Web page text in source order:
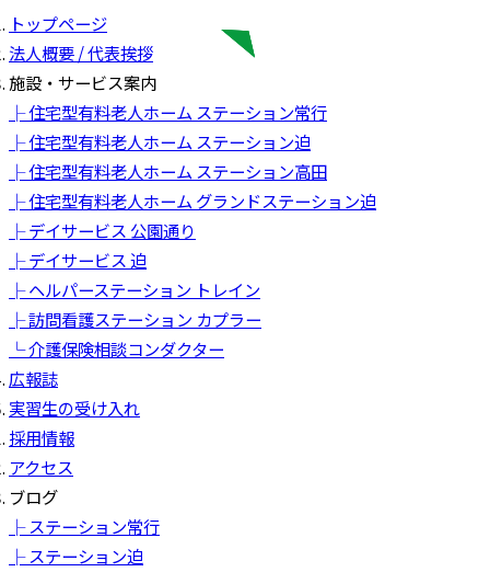
トップページ
法人概要 / 代表挨拶
施設・サービス案内
├ 住宅型有料老人ホーム ステーション常行
├ 住宅型有料老人ホーム ステーション迫
├ 住宅型有料老人ホーム ステーション高田
├ 住宅型有料老人ホーム グランドステーション迫
├ デイサービス 公園通り
├ デイサービス 迫
├ ヘルパーステーション トレイン
├ 訪問看護ステーション カプラー
└ 介護保険相談コンダクター
広報誌
実習生の受け入れ
採用情報
アクセス
ブログ
├ ステーション常行
├ ステーション迫